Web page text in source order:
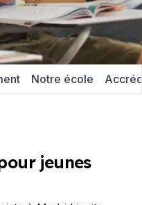
Notre école
jeunes